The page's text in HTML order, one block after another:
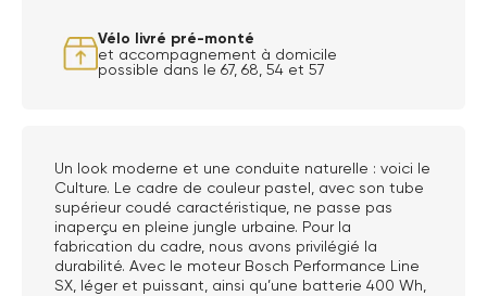
Vélo livré pré-monté
et accompagnement à domicile
possible dans le 67, 68, 54 et 57
Un look moderne et une conduite naturelle : voici le
Culture. Le cadre de couleur pastel, avec son tube
supérieur coudé caractéristique, ne passe pas
inaperçu en pleine jungle urbaine. Pour la
fabrication du cadre, nous avons privilégié la
durabilité. Avec le moteur Bosch Performance Line
SX, léger et puissant, ainsi qu’une batterie 400 Wh,